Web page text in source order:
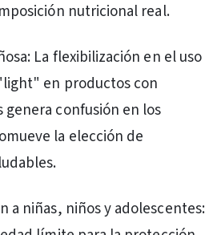
nutricional real.
La flexibilización en el uso
en productos con
genera confusión en los
la elección de
a niñas, niños y adolescentes: